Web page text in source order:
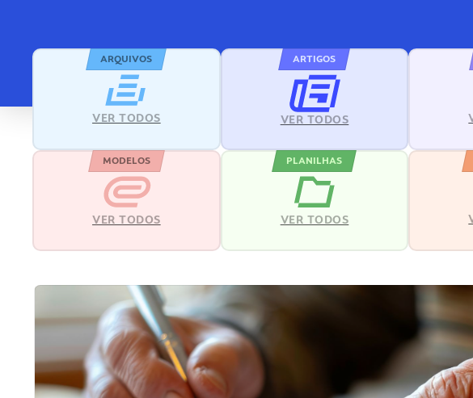
ARQUIVOS
VER TODOS
ARTIGOS
VER TODOS
MODELOS
VER TODOS
PLANILHAS
VER TODOS